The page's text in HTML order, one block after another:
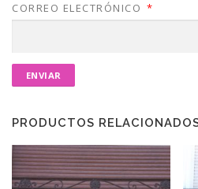
CORREO ELECTRÓNICO *
PRODUCTOS